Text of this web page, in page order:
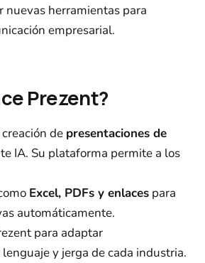
nuevas herramientas para
empresarial.
Prezent?
de presentaciones de
IA. Su plataforma permite a los
Excel, PDFs y enlacespara
automáticamente.
para adaptar
y jerga de cada industria.